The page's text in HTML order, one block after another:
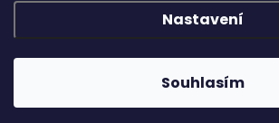
Nastavení
Souhlasím
Copyright 2026Aquascape.cz. Všechna